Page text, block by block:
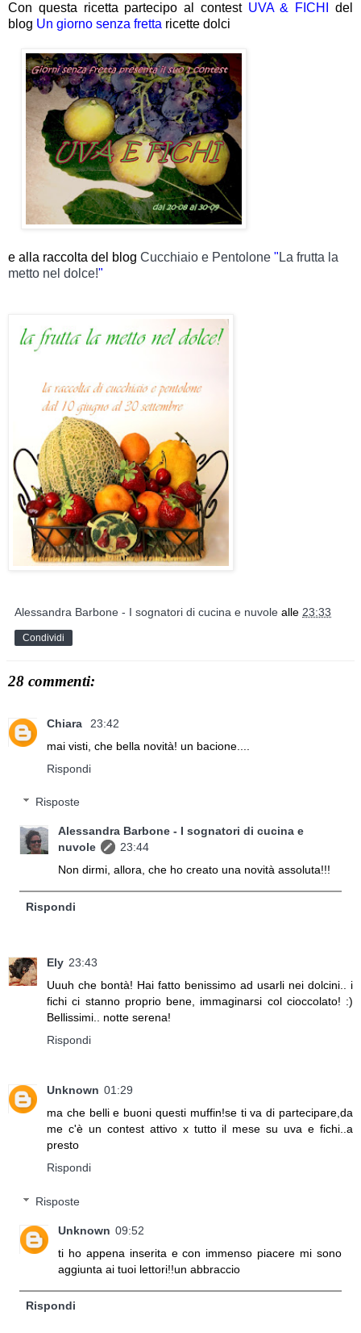
Con questa ricetta partecipo al contest UVA & FICHI
del
blog Un giorno senza fretta ricette dolci
e alla raccolta del blog Cucchiaio e Pentolone " La frutta la
metto nel dolce!"
Alessandra Barbone - I sognatori di cucina e nuvole alle 23:33
Condividi
28 commenti:
Chiara
23:42
mai visti, che bella novità! un bacione....
Rispondi
Risposte
Alessandra Barbone - I sognatori di cucina e
nuvole
23:44
Non dirmi, allora, che ho creato una novità assoluta!!!
Rispondi
Ely 23:43
Uuuh che bontà! Hai fatto benissimo ad usarli nei dolcini.. i
fichi ci stanno proprio bene, immaginarsi col cioccolato! :)
Bellissimi.. notte serena!
Rispondi
Unknown 01:29
ma che belli e buoni questi muffin!se ti va di partecipare,da
me c'è un contest attivo x tutto il mese su uva e fichi..a
presto
Rispondi
Risposte
Unknown 09:52
ti ho appena inserita e con immenso piacere mi sono
aggiunta ai tuoi lettori!!un abbraccio
Rispondi